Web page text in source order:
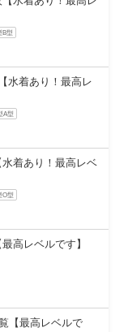
B型
水着あり！最高レ
A型
着あり！最高レベ
O型
高レベルです】
【最高レベルで